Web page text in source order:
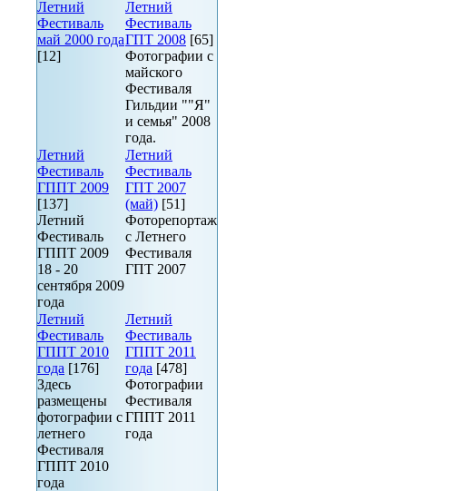
Летний
Фестиваль
май 2000 года
[12]
Летний
Фестиваль
ГПТ 2008 [65]
Фотографии с
майского
Фестиваля
Гильдии ""Я"
и семья" 2008
года.
Летний
Фестиваль
ГППТ 2009
[137]
Летний
Фестиваль
ГППТ 2009
18 - 20
сентября 2009
года
Летний
Фестиваль
ГПТ 2007
(май) [51]
Фоторепортаж
с Летнего
Фестиваля
ГПТ 2007
Летний
Фестиваль
ГППТ 2010
года [176]
Здесь
размещены
фотографии с
летнего
Фестиваля
ГППТ 2010
года
Летний
Фестиваль
ГППТ 2011
года [478]
Фотографии
Фестиваля
ГППТ 2011
года